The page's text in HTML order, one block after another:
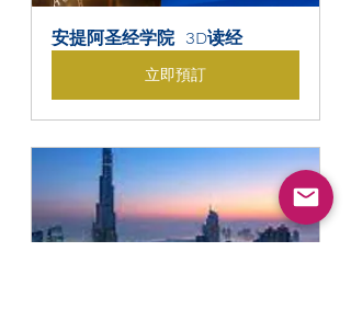
安提阿圣经学院  3D读经
立即預訂